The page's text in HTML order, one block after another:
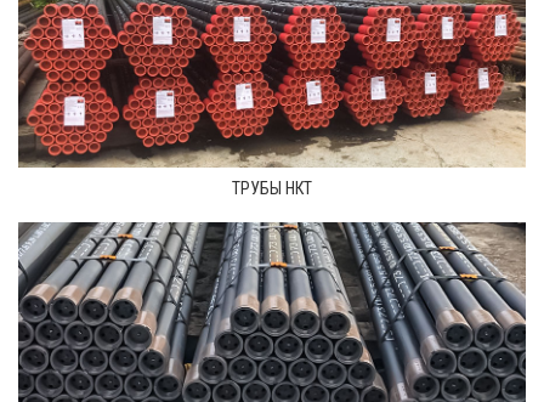
ТРУБЫ НКТ